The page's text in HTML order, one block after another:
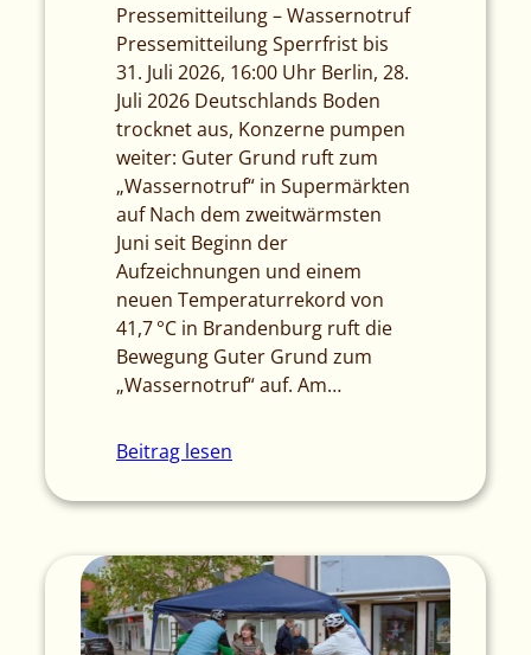
Pressemitteilung – Wassernotruf
Pressemitteilung Sperrfrist bis
31. Juli 2026, 16:00 Uhr Berlin, 28.
Juli 2026 Deutschlands Boden
trocknet aus, Konzerne pumpen
weiter: Guter Grund ruft zum
„Wassernotruf“ in Supermärkten
auf Nach dem zweitwärmsten
Juni seit Beginn der
Aufzeichnungen und einem
neuen Temperaturrekord von
41,7 °C in Brandenburg ruft die
Bewegung Guter Grund zum
„Wassernotruf“ auf. Am…
Beitrag lesen